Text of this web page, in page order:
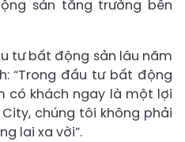
sản tăng trưởng bền
tư bất động sản lâu năm
“Trong đầu tư bất động
có khách ngay là một lợi
City, chúng tôi không phải
lai xa vời”.